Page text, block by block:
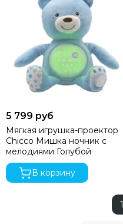
5 799 руб
Мягкая игрушка-проектор
Chicco Мишка ночник с
мелодиями Голубой
В корзину
1